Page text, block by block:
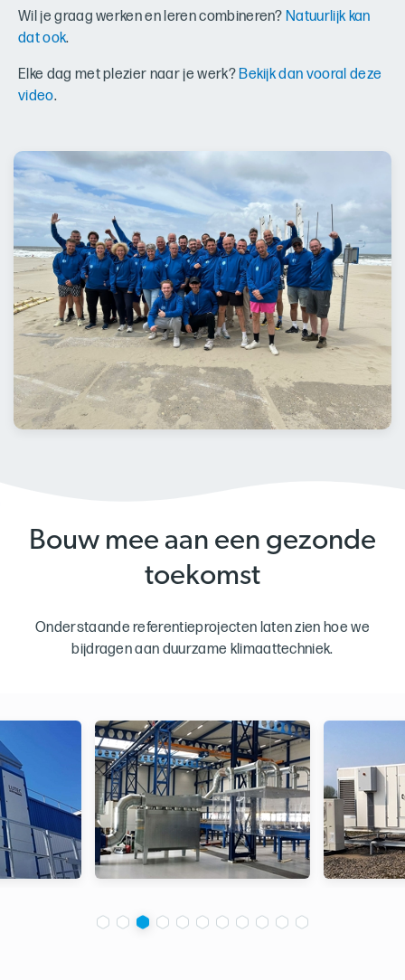
Wil je graag werken en leren combineren?Natuurlijk kan
dat ook.
Elke dag met plezier naar je werk?Bekijk dan vooral deze
video.
Bouw mee aan een gezonde
toekomst
Onderstaande referentieprojecten laten zien hoe we
bijdragen aan duurzame klimaattechniek.